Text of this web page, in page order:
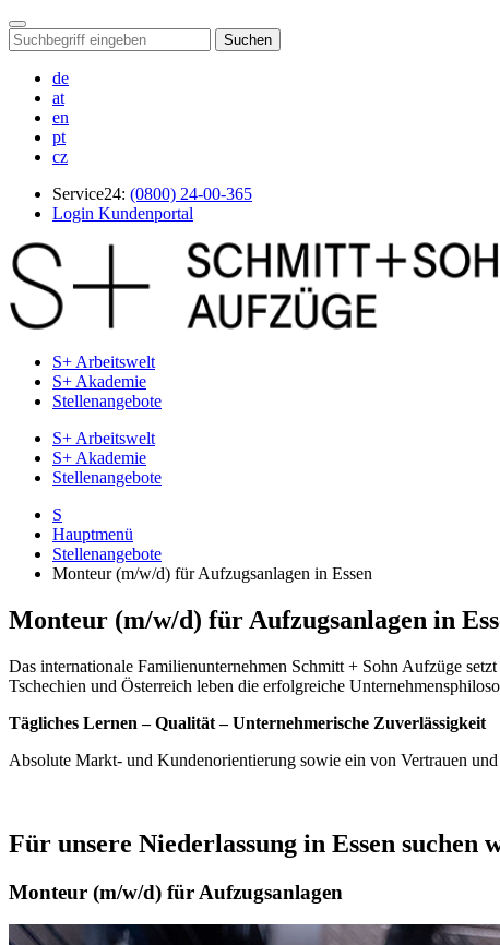
Suchen
de
at
en
pt
cz
Service24: (0800) 24-00-365
Login Kundenportal
S+ Arbeitswelt
S+ Akademie
Stellenangebote
S+ Arbeitswelt
S+ Akademie
Stellenangebote
S
Hauptmenü
Stellenangebote
Monteur (m/w/d) für Aufzugsanlagen in Essen
Monteur (m/w/d) für Aufzugsanlagen in
Das internationale Familienunternehmen Schmitt + Sohn Aufzüge
Tschechien und Österreich leben die erfolgreiche
Tägliches Lernen – Qualität – Unternehmerische Zuverlässigkeit
Absolute Markt- und Kundenorientierung sowie ein von Vertrauen
Für unsere Niederlassung in Essen
Monteur (m/w/d) für Aufzugsanlagen